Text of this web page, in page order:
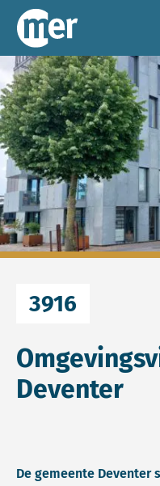
Commissie mer
3916
Deventer
De gemeente Deventer